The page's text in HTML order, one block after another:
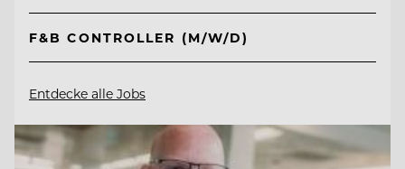
F&B CONTROLLER (M/W/D)
Entdecke alle Jobs